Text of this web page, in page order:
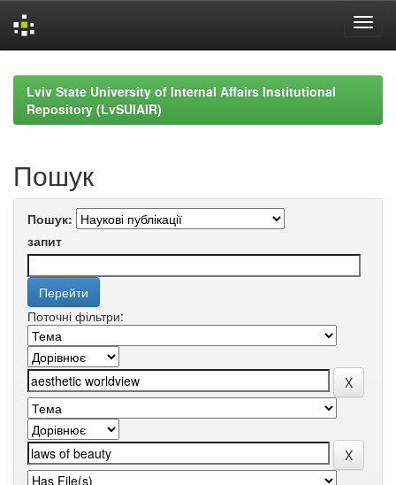
navigationLviv State University of Internal Affairs Institutional
Repository (LvSUIAIR)
Пошук
Пошук:
запит
Поточні фільтри: